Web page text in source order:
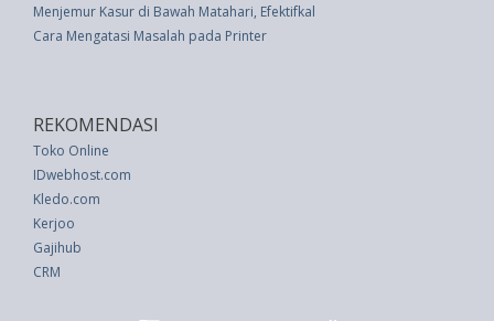
Menjemur Kasur di Bawah Matahari, Efektifkah?
Cara Mengatasi Masalah pada Printer
REKOMENDASI
Toko Online
IDwebhost.com
Kledo.com
Kerjoo
Gajihub
CRM